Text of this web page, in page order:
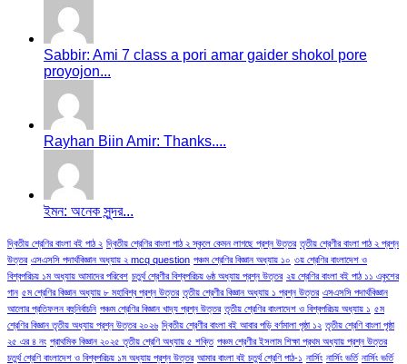
Sabbir: Ami 7 class a pori amar gaider shokol pore
proyojon...
Rayhan Biin Amir: Thanks....
ইমন: অনেক সুন্দর...
দ্বিতীয় শ্রেণির বাংলা বই পাঠ ২ দ্বিতীয় শ্রেণির বাংলা পাঠ ২ স্কুলে কেমন লাগছে প্রশ্ন উত্তর তৃতীয় শ্রেণীর বাংলা পাঠ ২ প্রশ্ন
উত্তর এসএসসি পদার্থবিজ্ঞান অধ্যায় ২ mcq question পঞ্চম শ্রেণির বিজ্ঞান অধ্যায় ১০ ৩য় শ্রেণির বাংলাদেশ ও
বিশ্বপরিচয় ১ম অধ্যায় আমাদের পরিবেশ চতুর্থ শ্রেণীর বিশ্বপরিচয় ৬ষ্ঠ অধ্যায় প্রশ্ন উত্তর ২য় শ্রেণির বাংলা বই পাঠ ১১ একুশের
গান ৫ম শ্রেণির বিজ্ঞান অধ্যায় ৮ মহাবিশ্ব প্রশ্ন উত্তর তৃতীয় শ্রেণীর বিজ্ঞান অধ্যায় ১ প্রশ্ন উত্তর এসএসসি পদার্থবিজ্ঞান
আলোর প্রতিফলন বহুনির্বাচনি পঞ্চম শ্রেণির বিজ্ঞান খাদ্য প্রশ্ন উত্তর তৃতীয় শ্রেণির বাংলাদেশ ও বিশ্বপরিচয় অধ্যায় ১ ৫ম
শ্রেণির বিজ্ঞান তৃতীয় অধ্যায় প্রশ্ন উত্তর ২০২৬ দ্বিতীয় শ্রেণীর বাংলা বই আবার পড়ি বর্ণমালা পৃষ্ঠা ১২ তৃতীয় শ্রেণি বাংলা পৃষ্ঠা
২৫ এর ৪ নং প্রাথমিক বিজ্ঞান ২০২৫ তৃতীয় শ্রেণি অধ্যায় ৫ শক্তি পঞ্চম শ্রেণীর ইসলাম শিক্ষা প্রথম অধ্যায় প্রশ্ন উত্তর
চতুর্থ শ্রেণি বাংলাদেশ ও বিশ্বপরিচয় ১ম অধ্যায় প্রশ্ন উত্তর আমার বাংলা বই চতুর্থ শ্রেণি পাঠ-১ নার্সিং নার্সিং ভর্তি নার্সিং ভর্তি